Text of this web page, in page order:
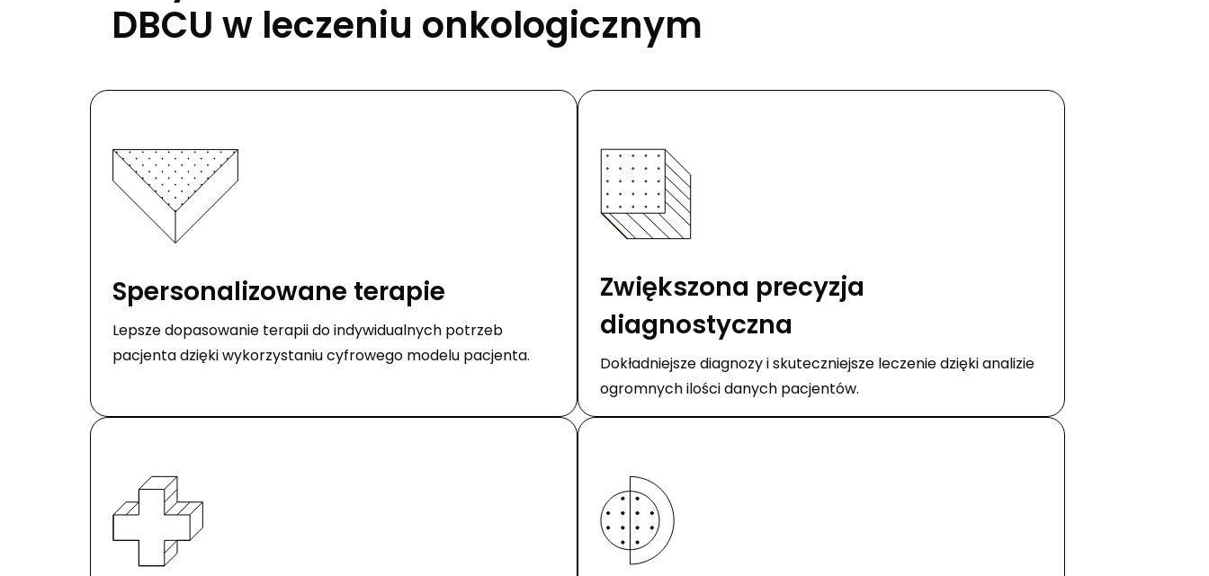
DBCU w leczeniu onkologicznym
Spersonalizowane terapie
Lepsze dopasowanie terapii do indywidualnych potrzeb
pacjenta dzięki wykorzystaniu cyfrowego modelu pacjenta.
Zwiększona precyzja
diagnostyczna
Dokładniejsze diagnozy i skuteczniejsze leczenie dzięki analizie
ogromnych ilości danych pacjentów.